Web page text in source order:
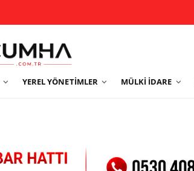
YEREL YÖNETIMLER MÜLKI İDARE